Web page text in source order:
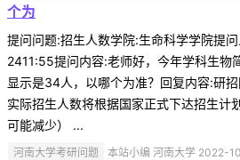
个为
提问问题:招生人数学院:生命科学学院提
2411:55提问内容:老师好，今年学科生物
显示是34人，以哪个为准？回复内容:研招
实际招生人数将根据国家正式下达招生计
可能减少） ...
河南大学考研问题 本站小编 河南大学 2022-